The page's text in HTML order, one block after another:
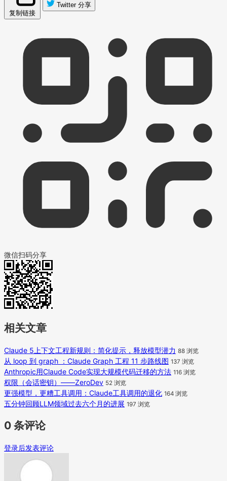
复制链接
Twitter 分享
微信扫码分享
相关文章
Claude 5上下文工程新规则：简化提示，释放模型潜力 88 浏览
从 loop 到 graph ：Claude Graph 工程 11 步路线图 137 浏览
Anthropic用Claude Code实现大规模代码迁移的方法 116 浏览
权限（会话密钥）——ZeroDev 52 浏览
更强模型，更糟工具调用：Claude工具调用的退化 164 浏览
五分钟回顾LLM领域过去六个月的进展 197 浏览
0 条评论
登录后发表评论